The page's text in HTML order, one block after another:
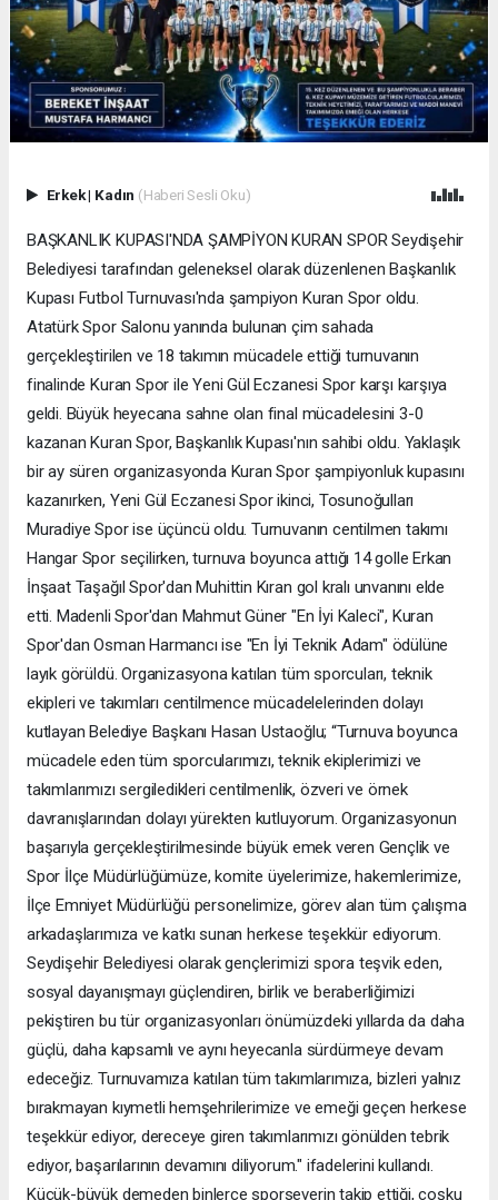
Erkek| Kadın (Haberi Sesli Oku)
BAŞKANLIK KUPASI'NDA ŞAMPİYON KURAN SPOR Seydişehir
Belediyesi tarafından geleneksel olarak düzenlenen Başkanlık
Kupası Futbol Turnuvası'nda şampiyon Kuran Spor oldu.
Atatürk Spor Salonu yanında bulunan çim sahada
gerçekleştirilen ve 18 takımın mücadele ettiği turnuvanın
finalinde Kuran Spor ile Yeni Gül Eczanesi Spor karşı karşıya
geldi. Büyük heyecana sahne olan final mücadelesini 3-0
kazanan Kuran Spor, Başkanlık Kupası'nın sahibi oldu. Yaklaşık
bir ay süren organizasyonda Kuran Spor şampiyonluk kupasını
kazanırken, Yeni Gül Eczanesi Spor ikinci, Tosunoğulları
Muradiye Spor ise üçüncü oldu. Turnuvanın centilmen takımı
Hangar Spor seçilirken, turnuva boyunca attığı 14 golle Erkan
İnşaat Taşağıl Spor'dan Muhittin Kıran gol kralı unvanını elde
etti. Madenli Spor'dan Mahmut Güner "En İyi Kaleci", Kuran
Spor'dan Osman Harmancı ise "En İyi Teknik Adam" ödülüne
layık görüldü. Organizasyona katılan tüm sporcuları, teknik
ekipleri ve takımları centilmence mücadelelerinden dolayı
kutlayan Belediye Başkanı Hasan Ustaoğlu; “Turnuva boyunca
mücadele eden tüm sporcularımızı, teknik ekiplerimizi ve
takımlarımızı sergiledikleri centilmenlik, özveri ve örnek
davranışlarından dolayı yürekten kutluyorum. Organizasyonun
başarıyla gerçekleştirilmesinde büyük emek veren Gençlik ve
Spor İlçe Müdürlüğümüze, komite üyelerimize, hakemlerimize,
İlçe Emniyet Müdürlüğü personelimize, görev alan tüm çalışma
arkadaşlarımıza ve katkı sunan herkese teşekkür ediyorum.
Seydişehir Belediyesi olarak gençlerimizi spora teşvik eden,
sosyal dayanışmayı güçlendiren, birlik ve beraberliğimizi
pekiştiren bu tür organizasyonları önümüzdeki yıllarda da daha
güçlü, daha kapsamlı ve aynı heyecanla sürdürmeye devam
edeceğiz. Turnuvamıza katılan tüm takımlarımıza, bizleri yalnız
bırakmayan kıymetli hemşehrilerimize ve emeği geçen herkese
teşekkür ediyor, dereceye giren takımlarımızı gönülden tebrik
ediyor, başarılarının devamını diliyorum." ifadelerini kullandı.
Küçük-büyük demeden binlerce sporseverin takip ettiği, coşku